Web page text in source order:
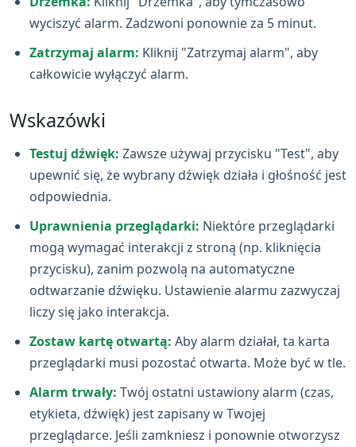
wyciszyć alarm. Zadzwoni ponownie za 5 minut.
Zatrzymaj alarm: Kliknij "Zatrzymaj alarm", aby
całkowicie wyłączyć alarm.
Wskazówki
Testuj dźwięk: Zawsze używaj przycisku "Test", aby
upewnić się, że wybrany dźwięk działa i głośność jest
odpowiednia.
Uprawnienia przeglądarki: Niektóre przeglądarki
mogą wymagać interakcji z stroną (np. kliknięcia
przycisku), zanim pozwolą na automatyczne
odtwarzanie dźwięku. Ustawienie alarmu zazwyczaj
liczy się jako interakcja.
Zostaw kartę otwartą: Aby alarm działał, ta karta
przeglądarki musi pozostać otwarta. Może być w tle.
Alarm trwały: Twój ostatni ustawiony alarm (czas,
etykieta, dźwięk) jest zapisany w Twojej
przeglądarce. Jeśli zamkniesz i ponownie otworzysz